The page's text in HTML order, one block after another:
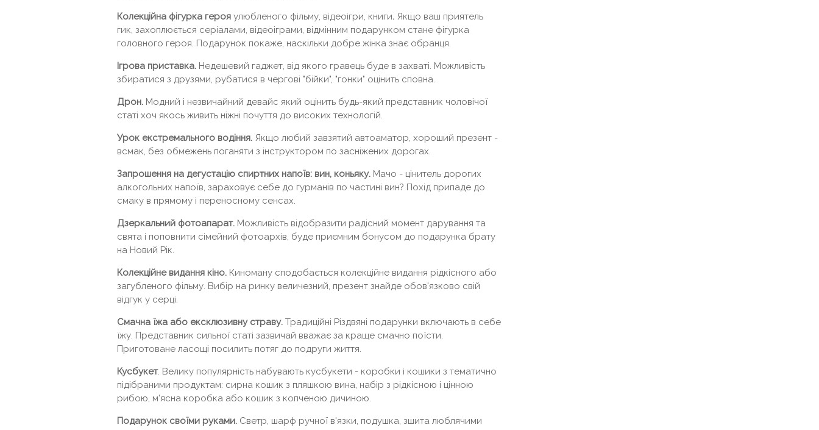
Колекційна фігурка героя улюбленого фільму, відеоігри, книги. Якщо ваш приятель
гик, захоплюється серіалами, відеоіграми, відмінним подарунком стане фігурка
головного героя. Подарунок покаже, наскільки добре жінка знає обранця.
Ігрова приставка. Недешевий гаджет, від якого гравець буде в захваті. Можливість
збиратися з друзями, рубатися в чергові "бійки", "гонки" оцінить сповна.
Дрон. Модний і незвичайний девайс який оцінить будь-який представник чоловічої
статі хоч якось живить ніжні почуття до високих технологій.
Урок екстремального водіння. Якщо любий завзятий автоаматор, хороший презент -
всмак, без обмежень поганяти з інструктором по засніжених дорогах.
Запрошення на дегустацію спиртних напоїв: вин, коньяку. Мачо - цінитель дорогих
алкогольних напоїв, зараховує себе до гурманів по частині вин? Похід припаде до
смаку в прямому і переносному сенсах.
Дзеркальний фотоапарат. Можливість відобразити радісний момент дарування та
свята і поповнити сімейний фотоархів, буде приємним бонусом до подарунка брату
на Новий Рік.
Колекційне видання кіно. Киноману сподобається колекційне видання рідкісного або
загубленого фільму. Вибір на ринку величезний, презент знайде обов'язково свій
відгук у серці.
Смачна їжа або ексклюзивну страву. Традиційні Різдвяні подарунки включають в себе
їжу. Представник сильної статі зазвичай вважає за краще смачно поїсти.
Приготоване ласощі посилить потяг до подруги життя.
Кусбукет. Велику популярність набувають кусбукети - коробки і кошики з тематично
підібраними продуктам: сирна кошик з пляшкою вина, набір з рідкісною і цінною
рибою, м'ясна коробка або кошик з копченою дичиною.
Подарунок своїми руками. Светр, шарф ручної в'язки, подушка, зшита люблячими